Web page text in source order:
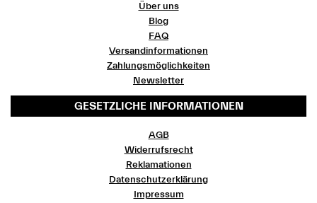
Über uns
Blog
FAQ
Versandinformationen
Zahlungsmöglichkeiten
Newsletter
GESETZLICHE INFORMATIONEN
AGB
Widerrufsrecht
Reklamationen
Datenschutzerklärung
Impressum